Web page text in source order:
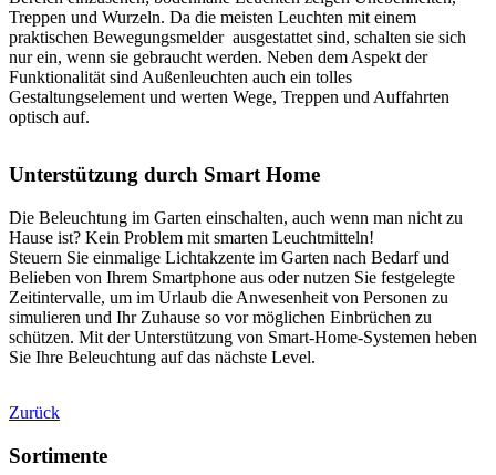
Treppen und Wurzeln. Da die meisten Leuchten mit einem
praktischen Bewegungsmelder ausgestattet sind, schalten sie sich
nur ein, wenn sie gebraucht werden. Neben dem Aspekt der
Funktionalität sind Außenleuchten auch ein tolles
Gestaltungselement und werten Wege, Treppen und Auffahrten
optisch auf.
Unterstützung durch Smart Home
Die Beleuchtung im Garten einschalten, auch wenn man nicht zu
Hause ist? Kein Problem mit smarten Leuchtmitteln!
Steuern Sie einmalige Lichtakzente im Garten nach Bedarf und
Belieben von Ihrem Smartphone aus oder nutzen Sie festgelegte
Zeitintervalle, um im Urlaub die Anwesenheit von Personen zu
simulieren und Ihr Zuhause so vor möglichen Einbrüchen zu
schützen. Mit der Unterstützung von Smart-Home-Systemen heben
Sie Ihre Beleuchtung auf das nächste Level.
Zurück
Sortimente